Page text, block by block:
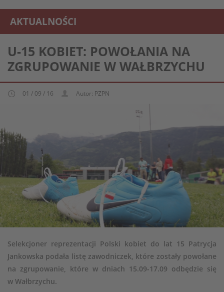
AKTUALNOŚCI
REPREZENTACJA KOBIECA U-15
U-15 KOBIET: POWOŁANIA NA
ZGRUPOWANIE W WAŁBRZYCHU
01 / 09 / 16 Autor: PZPN
Selekcjoner reprezentacji Polski kobiet do lat 15 Patrycja
Jankowska podała listę zawodniczek, które zostały powołane
na zgrupowanie, które w dniach 15.09-17.09 odbędzie się
w Wałbrzychu.